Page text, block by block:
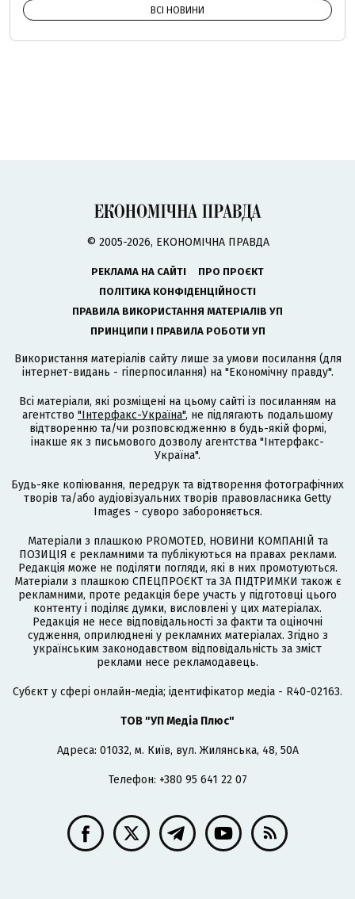
ВСІ НОВИНИ
© 2005-2026, ЕКОНОМІЧНА ПРАВДА
РЕКЛАМА НА САЙТІ
ПРО ПРОЄКТ
ПОЛІТИКА КОНФІДЕНЦІЙНОСТІ
ПРАВИЛА ВИКОРИСТАННЯ МАТЕРІАЛІВ УП
ПРИНЦИПИ І ПРАВИЛА РОБОТИ УП
Використання матеріалів сайту лише за умови посилання (для
інтернет-видань - гіперпосилання) на "Економічну правду".
Всі матеріали, які розміщені на цьому сайті із посиланням на
агентство "Інтерфакс-Україна", не підлягають подальшому
відтворенню та/чи розповсюдженню в будь-якій формі,
інакше як з письмового дозволу агентства "Інтерфакс-
Україна".
Будь-яке копіювання, передрук та відтворення фотографічних
творів та/або аудіовізуальних творів правовласника Getty
Images - суворо забороняється.
Матеріали з плашкою PROMOTED, НОВИНИ КОМПАНІЙ та
ПОЗИЦІЯ є рекламними та публікуються на правах реклами.
Редакція може не поділяти погляди, які в них промотуються.
Матеріали з плашкою СПЕЦПРОЄКТ та ЗА ПІДТРИМКИ також є
рекламними, проте редакція бере участь у підготовці цього
контенту і поділяє думки, висловлені у цих матеріалах.
Редакція не несе відповідальності за факти та оціночні
судження, оприлюднені у рекламних матеріалах. Згідно з
українським законодавством відповідальність за зміст
реклами несе рекламодавець.
Cубєкт у сфері онлайн-медіа; ідентифікатор медіа - R40-02163.
ТОВ "УП Медіа Плюс"
Адреса: 01032, м. Київ, вул. Жилянська, 48, 50А
Телефон: +380 95 641 22 07